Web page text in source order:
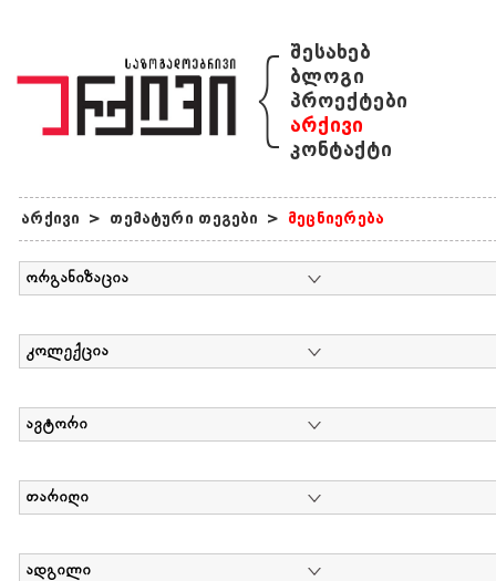
{ შესახებ
ბლოგი
პროექტები
არქივი
კონტაქტი
არქივი > თემატური თეგები > მეცნიერება
ორგანიზაცია
კოლექცია
ავტორი
თარიღი
ადგილი